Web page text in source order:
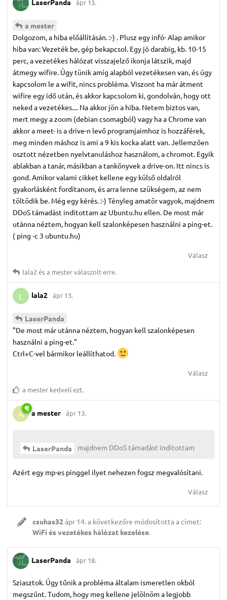
LaserPanda ápr 13.
a mester
Dolgozom, a hiba előállításán. :-) . Plusz egy infó- Alap amikor
hiba van: Vezeték be, gép bekapcsol. Egy jó darabig, kb. 10-15
perc, a vezetékes hálózat visszajelző ikonja látszik, majd
átmegy wifire. Úgy tünik amíg alapból vezetékesen van, és úgy
kapcsolom le a wifit, nincs probléma. Viszont ha már átment
wifire egy idő után, és akkor kapcsolom ki, gondolván, hogy ott
neked a vezetékes.... Na akkor jön a hiba. Netem biztos van,
mert megy a zoom (debian csomagból) vagy ha a Chrome van
akkor a meet- is a drive-n levő programjaimhoz is hozzáférek,
meg minden máshoz is ami a 9 kis kocka alatt van. Jellemzően
osztott nézetben nyelvtanuláshoz használom, a chromot. Egyik
ablakban a tanár, másikban a tankönyvek a drive-on. Itt nincs is
gond. Amikor valami cikket kellene egy külső oldalról
gyakorlásként fordítanom, és arra lenne szükségem, az nem
töltödik be. Még egy kérés. :-) Tényleg amatör vagyok, majdnem
DDoS támadást inditottam az Ubuntu.hu ellen. De most már
utánna néztem, hogyan kell szalonképesen használni a ping-et.
( ping -c 3 ubuntu.hu)
Válasz
lala2 ésa mesterválaszolt erre.
L lala2 ápr 13.
LaserPanda
"De most már utánna néztem, hogyan kell szalonképesen
használni a ping-et."
Ctrl+C-vel bármikor leállíthatod.
Válasz
a mester kedveli ezt.
A a mester ápr 13.
LaserPanda majdnem DDoS támadást inditottam
Azért egy mp-es pinggel ilyet nehezen fogsz megvalósítani.
Válasz
csuhas32ápr 14.a következőre módosította a címet:
WiFi és vezetékes hálózat kezelése.
LaserPanda ápr 18.
Sziasztok. Úgy tűnik a probléma általam ismeretlen okból
megszűnt. Tudom, hogy meg kellene jelölnöm a legjobb